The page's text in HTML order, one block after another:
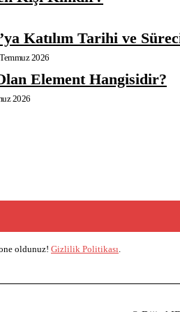
Katılım Tarihi ve
2026
Element Hangisidir?
2026
oldunuz! Gizlilik Politikası.